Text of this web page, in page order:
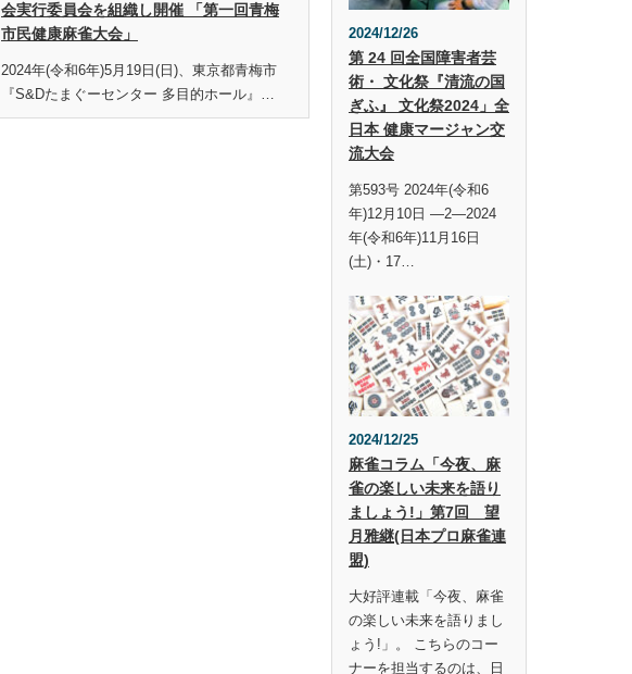
会実行委員会を組織し開催 「第一回青梅
市民健康麻雀大会」
2024年(令和6年)5月19日(日)、東京都青梅市
『S&Dたまぐーセンター 多目的ホール』…
2024/12/26
第 24 回全国障害者芸
術・ 文化祭『清流の国
ぎふ』 文化祭2024」全
日本 健康マージャン交
流大会
第593号 2024年(令和6
年)12月10日 —2—2024
年(令和6年)11月16日
(土)・17…
2024/12/25
麻雀コラム「今夜、麻
雀の楽しい未来を語り
ましょう!」第7回 望
月雅継(日本プロ麻雀連
盟)
大好評連載「今夜、麻雀
の楽しい未来を語りまし
ょう!」。 こちらのコー
ナーを担当するのは、日